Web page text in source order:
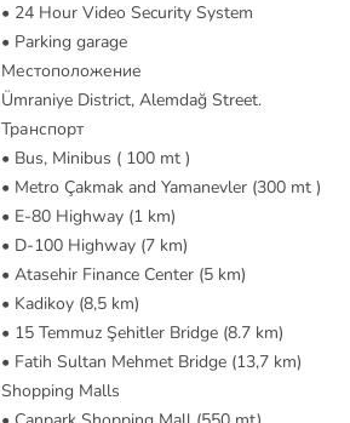
• 24 Hour Video Security System
• Parking garage
Местоположение
Ümraniye District, Alemdağ Street.
Транспорт
• Bus, Minibus ( 100 mt )
• Metro Çakmak and Yamanevler (300 mt )
• E-80 Highway (1 km)
• D-100 Highway (7 km)
• Atasehir Finance Center (5 km)
• Kadikoy (8,5 km)
• 15 Temmuz Şehitler Bridge (8.7 km)
• Fatih Sultan Mehmet Bridge (13,7 km)
Shopping Malls